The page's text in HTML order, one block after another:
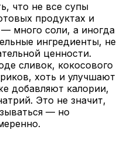
что не все супы
продуктах и
много соли, а иногда
ингредиенты, не
ценности.
сливок, кокосового
хоть и улучшают
добавляют калории,
Это не значит,
— но